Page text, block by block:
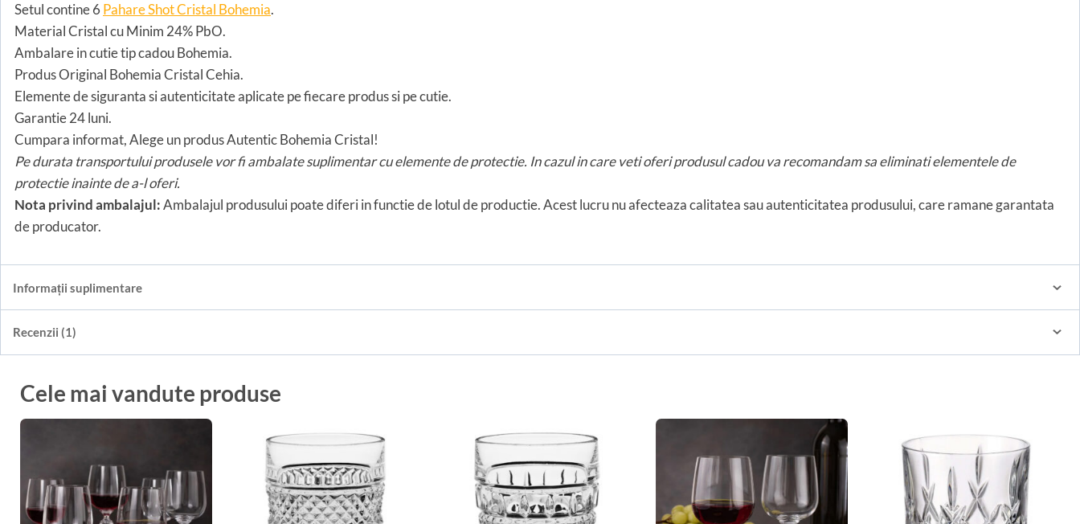
Setul contine 6 Pahare Shot Cristal Bohemia.
Material Cristal cu Minim 24% PbO.
Ambalare in cutie tip cadou Bohemia.
Produs Original Bohemia Cristal Cehia.
Elemente de siguranta si autenticitate aplicate pe fiecare produs si pe cutie.
Garantie 24 luni.
Cumpara informat, Alege un produs Autentic Bohemia Cristal!
Pe durata transportului produsele vor fi ambalate suplimentar cu elemente de protectie. In cazul in care veti oferi produsul cadou va recomandam sa eliminati elementele de
protectie inainte de a-l oferi.
Nota privind ambalajul:Ambalajul produsului poate diferi in functie de lotul de productie. Acest lucru nu afecteaza calitatea sau autenticitatea produsului, care ramane garantata
de producator.
Informații suplimentare
Recenzii (1)
Cele mai vandute produse